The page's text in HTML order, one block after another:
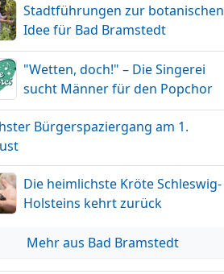
Stadtführungen zur botanischen
Idee für Bad Bramstedt
"Wetten, doch!" – Die Singerei
sucht Männer für den Popchor
Bürgerspaziergang am 1.
Die heimlichste Kröte Schleswig-
Holsteins kehrt zurück
Mehr aus Bad Bramstedt